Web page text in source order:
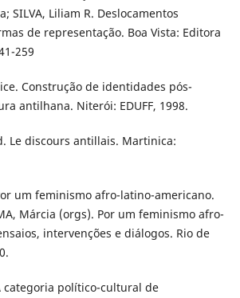
SILVA, Liliam R. Deslocamentos
de representação. Boa Vista: Editora
259
Construção de identidades pós-
antilhana. Niterói: EDUFF, 1998.
Le discours antillais. Martinica:
um feminismo afro-latino-americano.
Márcia (orgs). Por um feminismo afro-
intervenções e diálogos. Rio de
categoria político-cultural de